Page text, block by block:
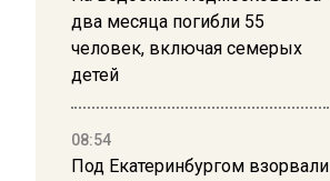
два месяца погибли 55
человек, включая семерых
детей
08:54
Под Екатеринбургом взорвали